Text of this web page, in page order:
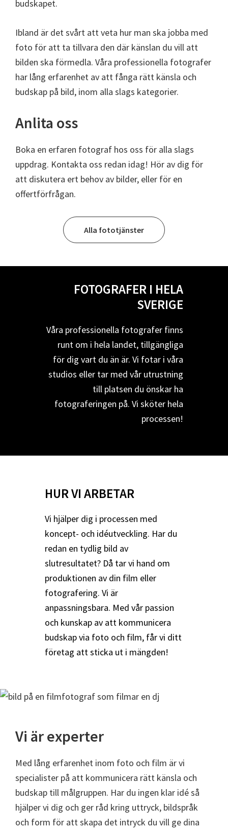
budskapet.
Ibland är det svårt att veta hur man ska jobba med
foto för att ta tillvara den där känslan du vill att
bilden ska förmedla. Våra professionella fotografer
har lång erfarenhet av att fånga rätt känsla och
budskap på bild, inom alla slags kategorier.
Anlita oss
Boka en erfaren fotograf hos oss för alla slags
uppdrag. Kontakta oss redan idag! Hör av dig för
att diskutera ert behov av bilder, eller för en
offertförfrågan.
Alla fototjänster
FOTOGRAFER I HELA
SVERIGE
Våra professionella fotografer finns
runt om i hela landet, tillgängliga
för dig vart du än är. Vi fotar i våra
studios eller tar med vår utrustning
till platsen du önskar ha
fotograferingen på. Vi sköter hela
processen!
HUR VI ARBETAR
Vi hjälper dig i processen med
koncept- och idéutveckling. Har du
redan en tydlig bild av
slutresultatet? Då tar vi hand om
produktionen av din film eller
fotografering. Vi är
anpassningsbara. Med vår passion
och kunskap av att kommunicera
budskap via foto och film, får vi ditt
företag att sticka ut i mängden!
Vi är experter
Med lång erfarenhet inom foto och film är vi
specialister på att kommunicera rätt känsla och
budskap till målgruppen. Har du ingen klar idé så
hjälper vi dig och ger råd kring uttryck, bildspråk
och form för att skapa det intryck du vill ge dina